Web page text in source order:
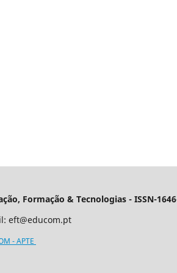
Formação & Tecnologias - ISSN-
eft@educom.pt
- APTE